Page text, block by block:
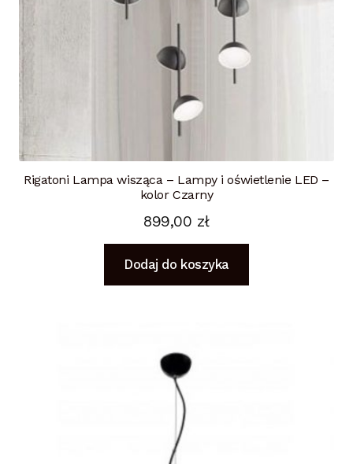
Rigatoni Lampa wisząca – Lampy i oświetlenie LED –
kolor Czarny
899,00 zł
Dodaj do koszyka